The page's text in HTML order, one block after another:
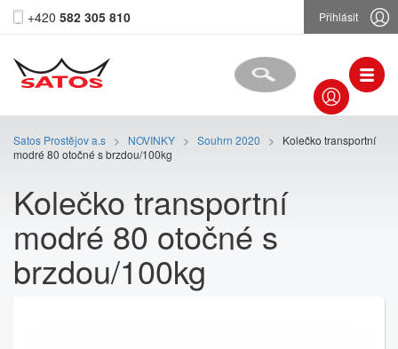
+420 582 305 810 Přihlásit
Satos Prostějov a.s > NOVINKY > Souhrn 2020 >
Kolečko transportní
modré 80 otočné s brzdou/100kg
Kolečko transportní
modré 80 otočné s
brzdou/100kg